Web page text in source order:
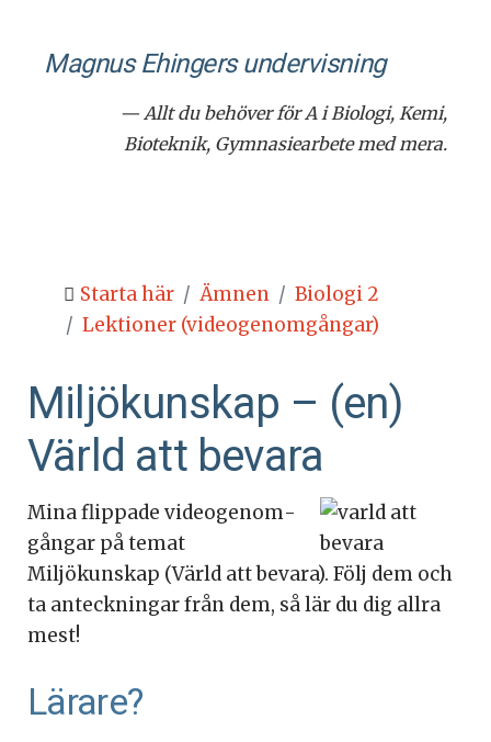
Magnus Ehingers under­visning
— Allt du behöver för A i Biologi, Kemi,
Bioteknik, Gymnasiearbete med mera.
Starta här Ämnen
Biologi 2
Lektioner (videogenomgångar)
Miljökunskap – (en)
Värld att bevara
Mina flippade vi­deo­ge­nom­
gång­ar på temat
Miljökunskap (Värld att bevara). Följ dem och
ta an­teck­ning­ar från dem, så lär du dig allra
mest!
Lärare?